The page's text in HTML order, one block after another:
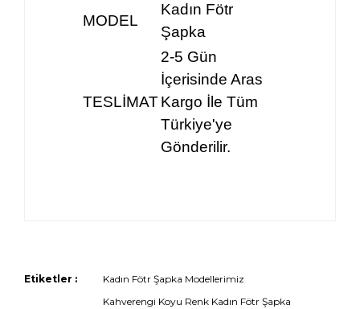
MODEL
Kadın Fötr
Şapka
TESLİMAT
2-5 Gün
İçerisinde Aras
Kargo İle Tüm
Türkiye'ye
Gönderilir.
Etiketler :
Kadın Fötr Şapka Modellerimiz
Kahverengi Koyu Renk Kadın Fötr Şapka